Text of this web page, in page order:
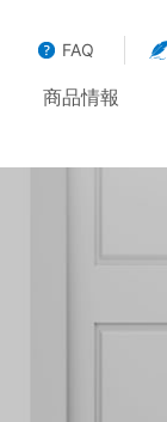
FAQ
商品情報